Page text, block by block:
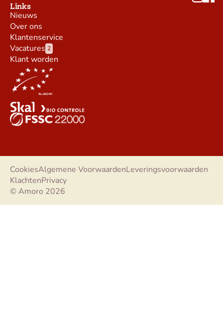
Links
Nieuws
Over ons
Klantenservice
Vacatures 2
Klant worden
© Amoro 2026
CookiesAlgemene VoorwaardenLeveringsvoorwaarden
KlachtenPrivacy